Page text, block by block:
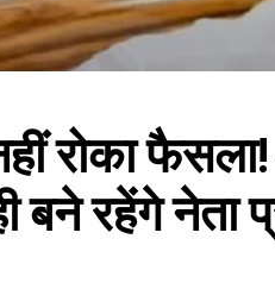
रोका
बने रहेंगे नेता